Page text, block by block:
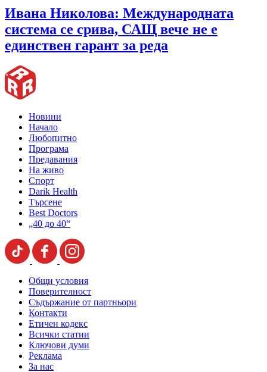
Ивана Николова: Международната
система се срива, САЩ вече не е
единствен гарант за реда
Новини
Начало
Любопитно
Програма
Предавания
На живо
Спорт
Darik Health
Търсене
Best Doctors
„40 до 40“
Общи условия
Поверителност
Съдържание от партньори
Контакти
Етичен кодекс
Всички статии
Ключови думи
Реклама
За нас